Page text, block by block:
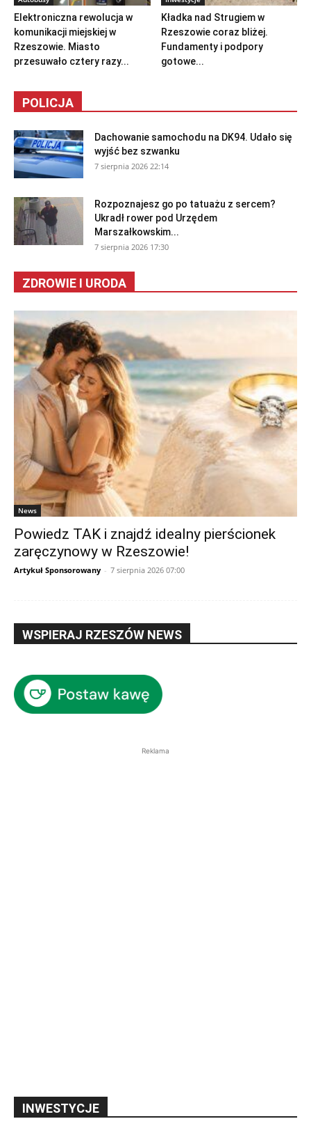
Elektroniczna rewolucja w
komunikacji miejskiej w
Rzeszowie. Miasto
przesuwało cztery razy...
Kładka nad Strugiem w
Rzeszowie coraz bliżej.
Fundamenty i podpory
gotowe...
POLICJA
Dachowanie samochodu na DK94. Udało się
wyjść bez szwanku
7 sierpnia 2026 22:14
Rozpoznajesz go po tatuażu z sercem?
Ukradł rower pod Urzędem
Marszałkowskim...
7 sierpnia 2026 17:30
ZDROWIE I URODA
News
Powiedz TAK i znajdź idealny pierścionek
zaręczynowy w Rzeszowie!
Artykuł Sponsorowany - 7 sierpnia 2026 07:00
WSPIERAJ RZESZÓW NEWS
Reklama
INWESTYCJE